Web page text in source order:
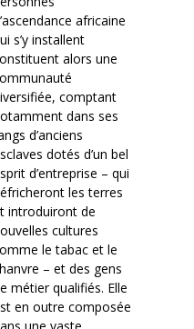
africaine
s’y installent
alors une
comptant
dans ses
d’anciens
dotés d’un bel
d’entreprise – qui
les terres
introduiront de
cultures
le tabac et le
– et des gens
métier qualifiés. Elle
en outre composée
une vaste